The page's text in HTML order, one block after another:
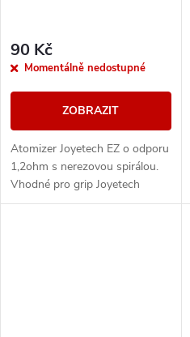
90 Kč
Momentálně nedostupné
ZOBRAZIT
Atomizer Joyetech EZ o odporu
1,2ohm s nerezovou spirálou.
Vhodné pro grip Joyetech
Exceed Grip Pro a ObliQ .